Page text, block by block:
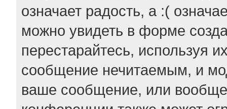
означает радость, а :(
можно увидеть в форме
перестарайтесь, используя
сообщение нечитаемым, и
ваше сообщение, или